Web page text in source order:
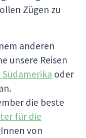
Zügen zu
anderen
unsere Reisen
oder
die beste
für die
von